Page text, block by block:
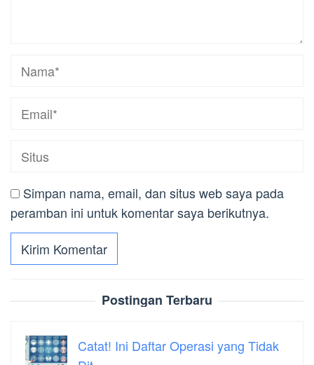
Simpan nama, email, dan situs web saya pada
peramban ini untuk komentar saya berikutnya.
Postingan Terbaru
Catat! Ini Daftar Operasi yang Tidak